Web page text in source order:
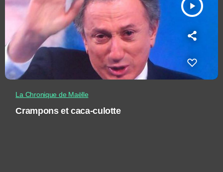
play_arrow
La Chronique de Maëlle
Crampons et caca-culotte